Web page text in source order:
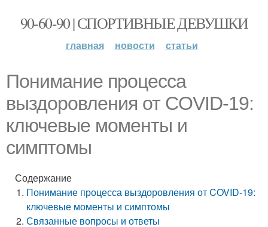
90-60-90 | СПОРТИВНЫЕ ДЕВУШКИ
главная новости статьи
Понимание процесса
выздоровления от COVID-19:
ключевые моменты и
симптомы
Содержание
Понимание процесса выздоровления от COVID-19:
ключевые моменты и симптомы
Связанные вопросы и ответы